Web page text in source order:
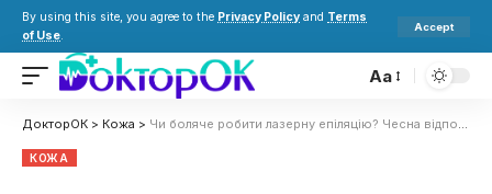
By using this site, you agree to the Privacy Policy and Terms
of Use.
Accept
Aa
ДокторОК > Кожа > Чи боляче робити лазерну епіляцію? Чесна відповідь експертів
КОЖА